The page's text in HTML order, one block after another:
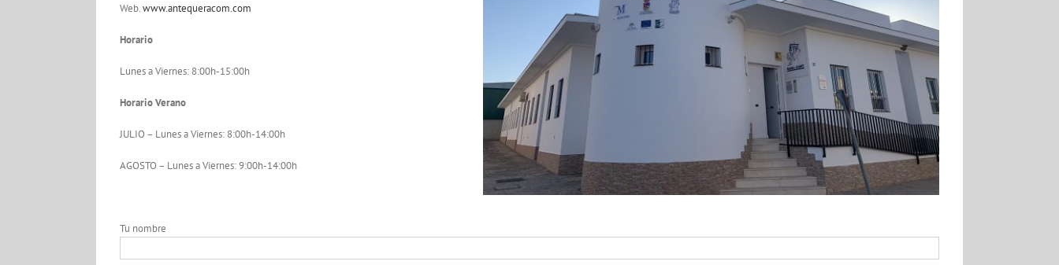
Web.www.antequeracom.com
Horario
Lunes a Viernes: 8:00h-15:00h
Horario Verano
JULIO – Lunes a Viernes: 8:00h-14:00h
AGOSTO – Lunes a Viernes: 9:00h-14:00h
Tu nombre